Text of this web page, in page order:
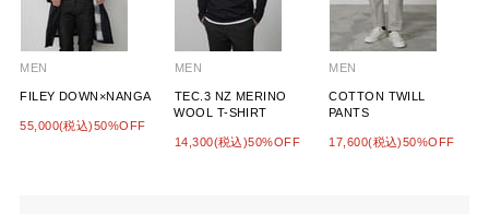
MEN
FILEY DOWN×NANGA
55,000(税込)50%OFF
MEN
TEC.3 NZ MERINO
WOOL T-SHIRT
14,300(税込)50%OFF
MEN
COTTON TWILL
PANTS
17,600(税込)50%OFF